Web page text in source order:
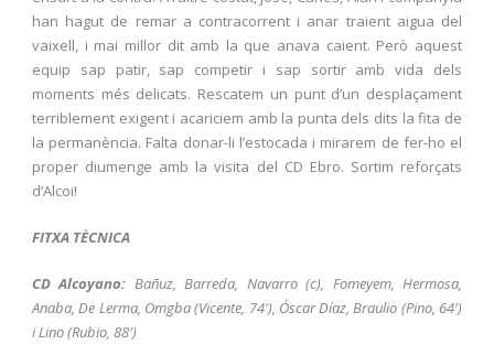
han hagut de remar a contracorrent i anar traient aigua del
vaixell, i mai millor dit amb la que anava caient. Però aquest
equip sap patir, sap competir i sap sortir amb vida dels
moments més delicats. Rescatem un punt d’un desplaçament
terriblement exigent i acariciem amb la punta dels dits la fita de
la permanència. Falta donar-li l’estocada i mirarem de fer-ho el
proper diumenge amb la visita del CD Ebro. Sortim reforçats
d’Alcoi!
FITXA TÈCNICA
CD Alcoyano: Bañuz, Barreda, Navarro (c), Fomeyem, Hermosa,
Anaba, De Lerma, Omgba (Vicente, 74′), Óscar Díaz, Braulio (Pino, 64′)
i Lino (Rubio, 88′)